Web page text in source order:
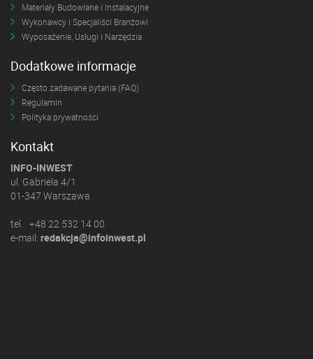
Materiały Budowlane i Instalacyjne
Wykonawcy i Specjaliści Branżowi
Wyposażenie, Usługi i Narzędzia
Dodatkowe informacje
Często zadawane pytania (FAQ)
Regulamin
Polityka prywatności
Kontakt
INFO-INWEST
ul. Gabriela 4/1
01-347 Warszawa
tel. +48 22 532 14 00
e-mail: redakcja@infoinwest.pl